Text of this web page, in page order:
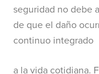
seguridad no debe
de que el daño
continuo integrado
a la vida cotidiana.